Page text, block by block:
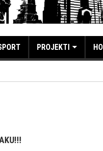
PROJEKTI